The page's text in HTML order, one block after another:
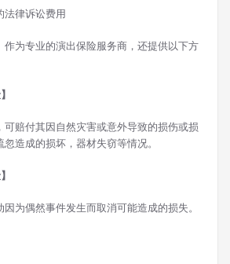
法律诉讼费用
作为专业的演出保险服务商，还提供以下方
赔付其因自然灾害或意外导致的损伤或损
造成的损坏，器材失窃等情况。
为偶然事件发生而取消可能造成的损失。